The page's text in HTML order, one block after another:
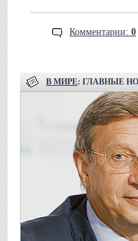
Комментарии: 0
В МИРЕ: ГЛАВНЫЕ